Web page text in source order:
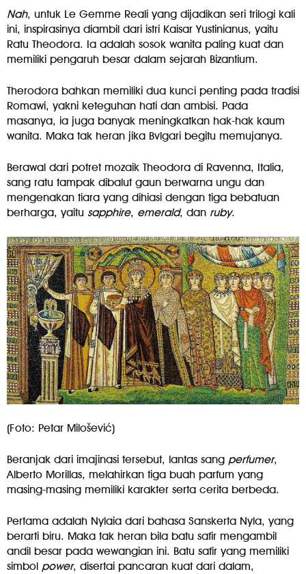
Nah, untuk Le Gemme Reali yang dijadikan seri trilogi kali
ini, inspirasinya diambil dari istri Kaisar Yustinianus, yaitu
Ratu Theodora. Ia adalah sosok wanita paling kuat dan
memiliki pengaruh besar dalam sejarah Bizantium.
Therodora bahkan memiliki dua kunci penting pada tradisi
Romawi, yakni keteguhan hati dan ambisi. Pada
masanya, ia juga banyak meningkatkan hak-hak kaum
wanita. Maka tak heran jika Bvlgari begitu memujanya.
Berawal dari potret mozaik Theodora di Ravenna, Italia,
sang ratu tampak dibalut gaun berwarna ungu dan
mengenakan tiara yang dihiasi dengan tiga bebatuan
berharga, yaitu sapphire, emerald, dan ruby.
(Foto: Petar Milošević)
Beranjak dari imajinasi tersebut, lantas sang perfumer,
Alberto Morillas, melahirkan tiga buah parfum yang
masing-masing memiliki karakter serta cerita berbeda.
Pertama adalah Nylaia dari bahasa Sanskerta Nyla, yang
berarti biru. Maka tak heran bila batu safir mengambil
andil besar pada wewangian ini. Batu safir yang memiliki
simbol power, disertai pancaran kuat dari dalam,